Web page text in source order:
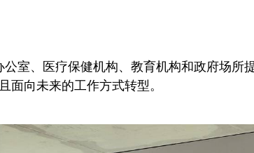
室、医疗保健机构、教育机构和政府场所
面向未来的工作方式转型。